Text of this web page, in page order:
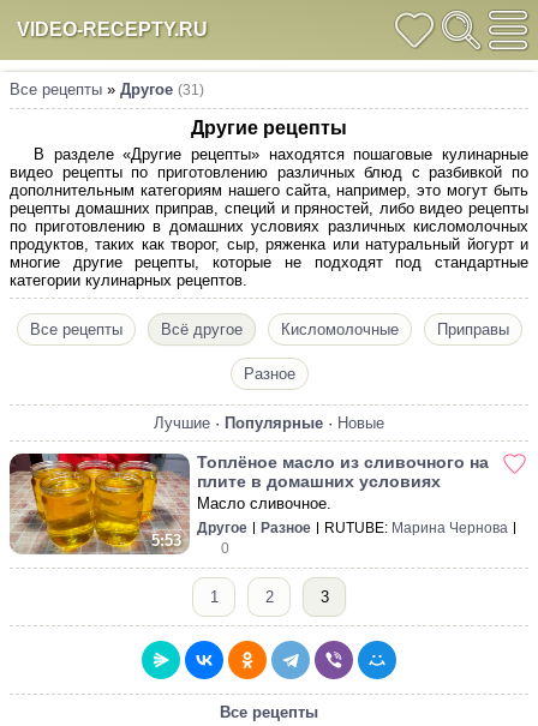
VIDEO-RECEPTY.RU
Все рецепты » Другое (31)
Другие рецепты
В разделе «Другие рецепты» находятся пошаговые кулинарные
видео рецепты по приготовлению различных блюд с разбивкой по
дополнительным категориям нашего сайта, например, это могут быть
рецепты домашних приправ, специй и пряностей, либо видео рецепты
по приготовлению в домашних условиях различных кисломолочных
продуктов, таких как творог, сыр, ряженка или натуральный йогурт и
многие другие рецепты, которые не подходят под стандартные
категории кулинарных рецептов.
Все рецепты Всё другое Кисломолочные Приправы
Разное
Лучшие · Популярные · Новые
5:53
Топлёное масло из сливочного на
плите в домашних условиях
Масло сливочное.
Другое Разное RUTUBE: Марина Чернова
0
1 2 3
Все рецепты